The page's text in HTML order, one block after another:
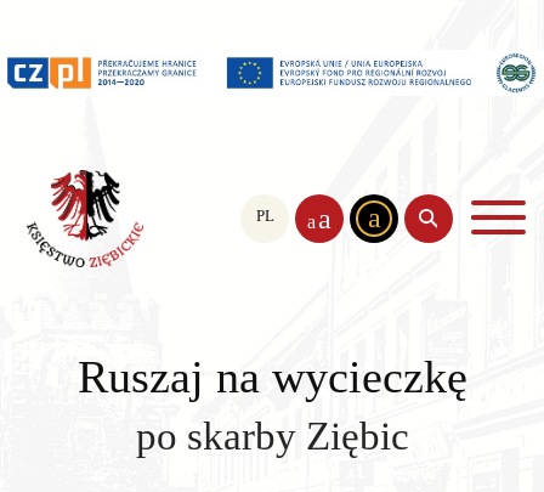
PL EN CS
a a a
Ruszaj na wycieczkę
po skarby Ziębic